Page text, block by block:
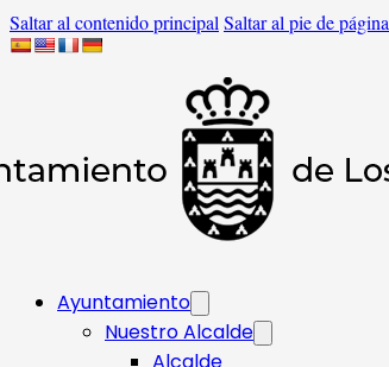
Saltar al contenido principal Saltar al pie de página
Ayuntamiento
Nuestro Alcalde